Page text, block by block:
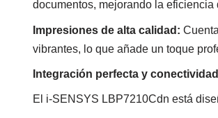
documentos, mejorando la eficiencia
Impresiones de alta calidad:
vibrantes, lo que añade un toque
Integración perfecta y
El i-SENSYS LBP7210Cdn está